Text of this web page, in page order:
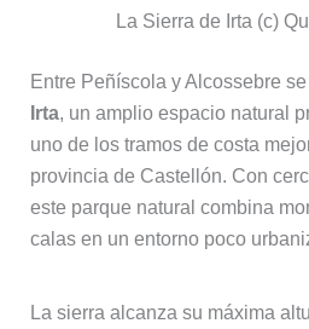
La Sierra de Irta (c)
Entre Peñíscola y Alcossebre
Irta, un amplio espacio natural
uno de los tramos de costa
provincia de Castellón. Con
este parque natural combina
calas en un entorno poco
La sierra alcanza su máxima